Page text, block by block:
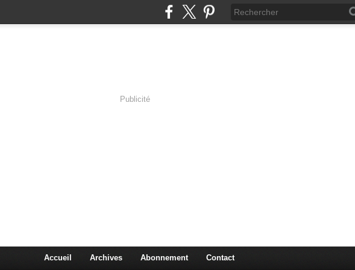
Publicité
Accueil Archives Abonnement Contact